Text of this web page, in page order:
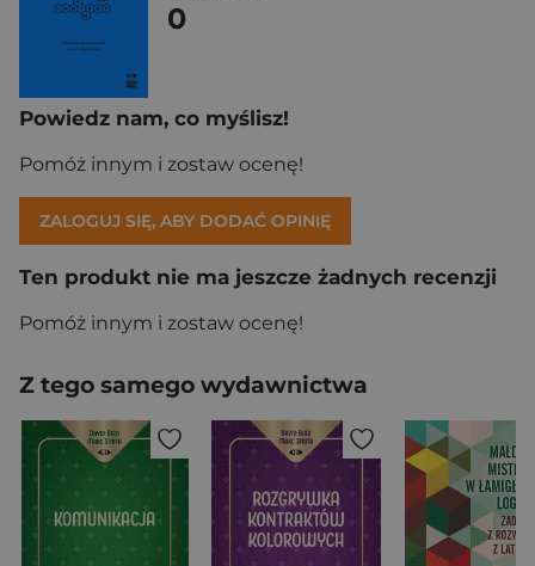
0
Powiedz nam, co myślisz!
Pomóż innym i zostaw ocenę!
ZALOGUJ SIĘ, ABY DODAĆ OPINIĘ
Ten produkt nie ma jeszcze żadnych recenzji
Pomóż innym i zostaw ocenę!
Z tego samego wydawnictwa